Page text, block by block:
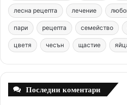
o
o
k
r
e
s
t
лесна рецепта лечение
пари рецепта семейство
цветя чесън щастие
Последни коментари